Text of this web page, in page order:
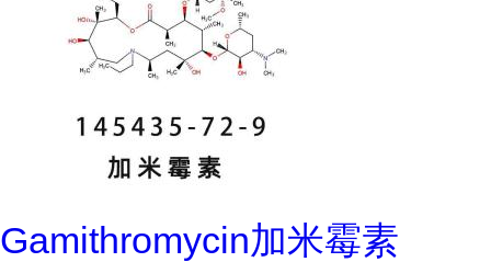
Gamithromycin加米霉素